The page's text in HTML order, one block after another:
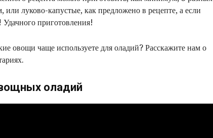
или луково-капустые, как предложено в рецепте, а если
приготовления!
овощи чаще используете для оладий? Расскажите нам о
оладий